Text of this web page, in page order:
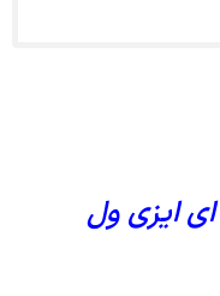
7 مرحله ای ایزی ول